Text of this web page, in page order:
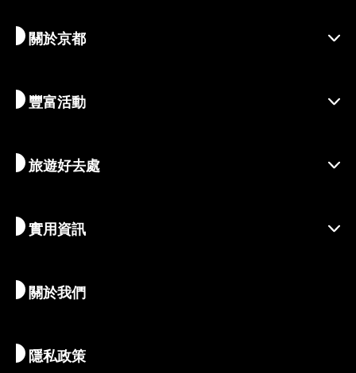
關於京都
探索京都
季節性資訊
永續旅遊
豐富活動
出遊靈感
體驗活動
藝術與文化
清晨與夜間時光
旅遊好去處
目的地
推薦行程
實用資訊
暢遊京都
地圖和工具
關於我們
隱私政策